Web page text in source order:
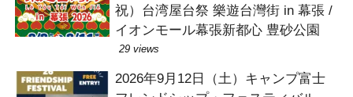
祝）台湾屋台祭 樂遊台灣街 in 幕張 /
イオンモール幕張新都心 豊砂公園
29 views
2026年9月12日（土）キャンプ富士